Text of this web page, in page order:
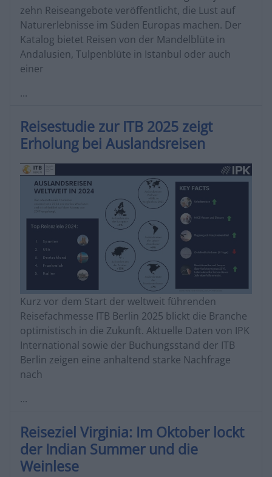
zehn Reiseangebote veröffentlicht, die Lust auf
Naturerlebnisse im Süden Europas machen. Der
Katalog bietet Reisen von der Mandelblüte in
Andalusien, Tulpenblüte in Istanbul oder auch
einer
...
Reisestudie zur ITB 2025 zeigt
Erholung bei Auslandsreisen
Kurz vor dem Start der weltweit führenden
Reisefachmesse ITB Berlin 2025 blickt die Branche
optimistisch in die Zukunft. Aktuelle Daten von IPK
International sowie der Buchungsstand der ITB
Berlin zeigen eine anhaltend starke Nachfrage
nach
...
Reiseziel Virginia: Im Oktober lockt
der Indian Summer und die
Weinlese